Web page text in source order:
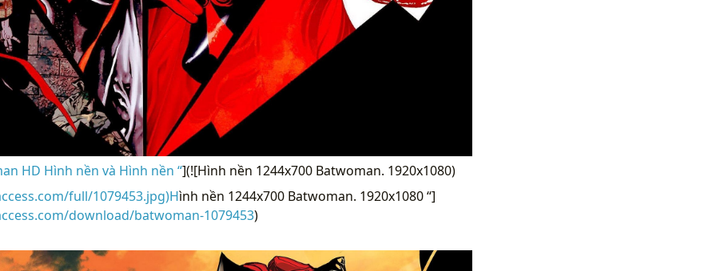
HD Hình nền và Hình nền “](![Hình nền 1244x700 Batwoman. 1920x1080)
full/1079453.jpg)Hình nền 1244x700 Batwoman. 1920x1080 “]
download/batwoman-1079453)